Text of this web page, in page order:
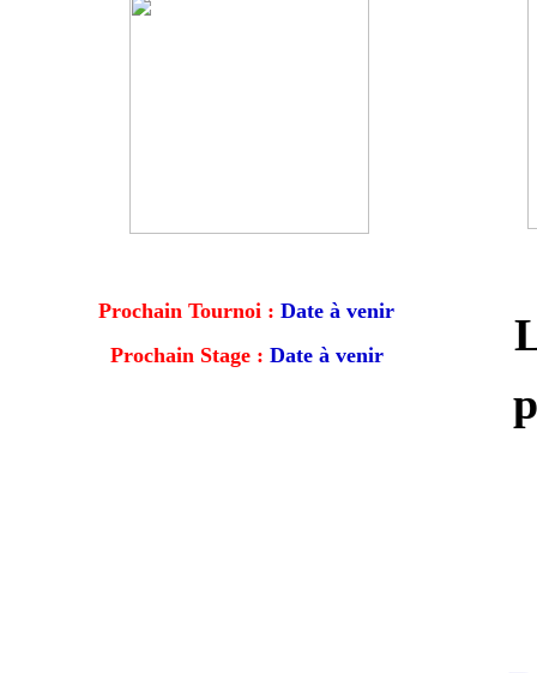
Prochain Tournoi : Date à venir
Prochain Stage : Date à venir